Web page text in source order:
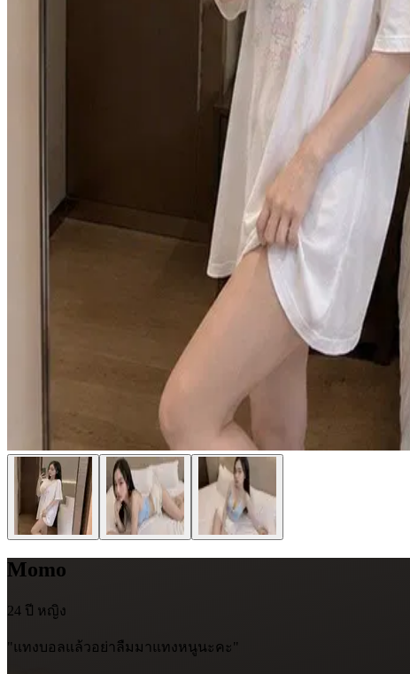
Momo
24 ปี หญิง
"แทงบอลแล้วอย่าลืมมาแทงหนูนะคะ"